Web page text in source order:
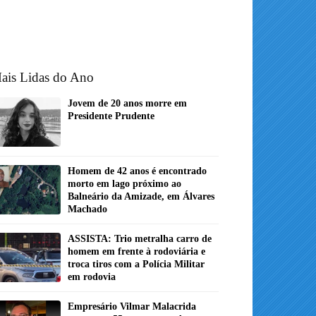
Lidas do Ano
Jovem de 20 anos morre em
Presidente Prudente
Homem de 42 anos é encontrado
morto em lago próximo ao
Balneário da Amizade, em Álvares
Machado
ASSISTA: Trio metralha carro de
homem em frente à rodoviária e
troca tiros com a Polícia Militar
em rodovia
Empresário Vilmar Malacrida